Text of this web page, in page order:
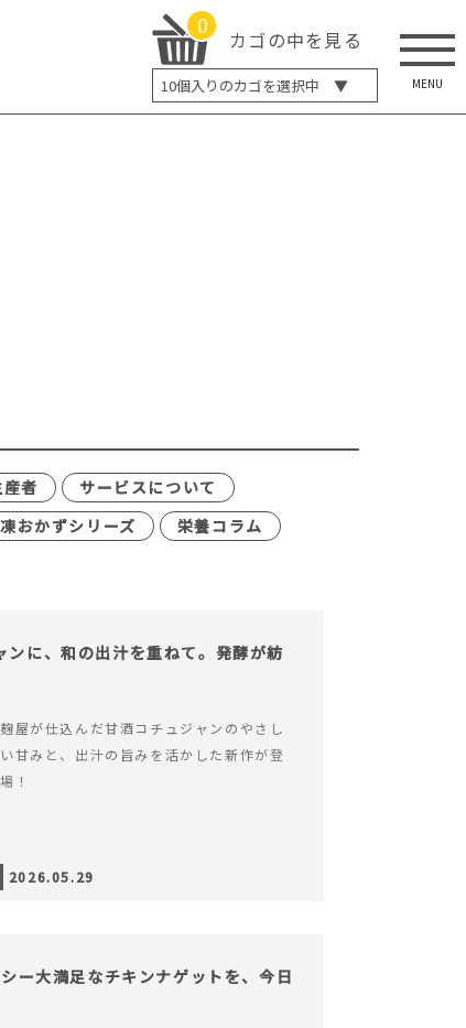
0
カゴの中を見る
10個入りのカゴを選択中 ▼
5個入り
MENU
産者
サービスについて
おかずシリーズ
栄養コラム
に、和の出汁を重ねて。発酵が紡
麹屋が仕込んだ甘酒コチュジャンのやさし
い甘みと、出汁の旨みを活かした新作が登
場！
2026.05.29
ー大満足なチキンナゲットを、今日